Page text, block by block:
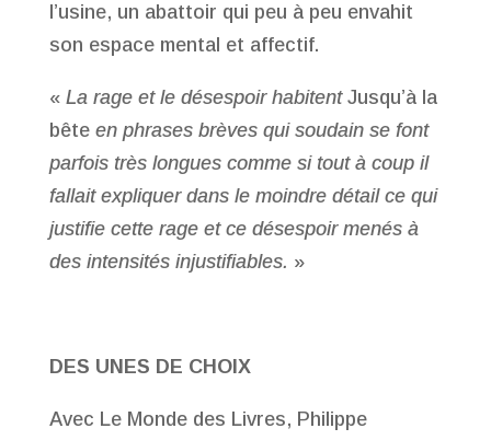
l’usine, un abattoir qui peu à peu envahit
son espace mental et affectif.
« La rage et le désespoir habitent Jusqu’à la
bêteen phrases brèves qui soudain se font
parfois très longues comme si tout à coup il
fallait expliquer dans le moindre détail ce qui
justifie cette rage et ce désespoir menés à
des intensités injustifiables. »
DES UNES DE CHOIX
Avec Le Monde des Livres, Philippe